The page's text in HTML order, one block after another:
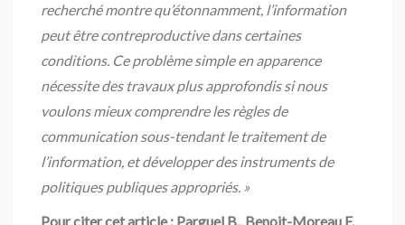
recherché montre qu’étonnamment, l’information
peut être contreproductive dans certaines
conditions. Ce problème simple en apparence
nécessite des travaux plus approfondis si nous
voulons mieux comprendre les règles de
communication sous-tendant le traitement de
l’information, et développer des instruments de
politiques publiques appropriés. »
Pour citer cet article : Parguel B., Benoit-Moreau F.